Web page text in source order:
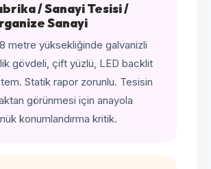
/ Sanayi Tesisi /
Sanayi
metre yüksekliğinde galvanizli
gövdeli, çift yüzlü, LED backlit
Statik rapor zorunlu. Tesisin
görünmesi için anayola
konumlandırma kritik.